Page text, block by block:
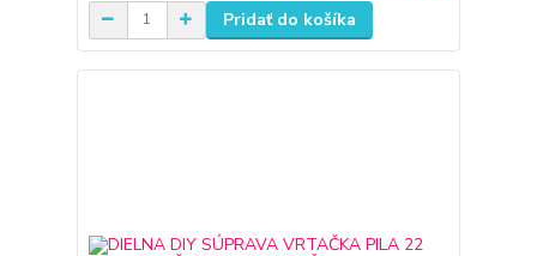
Pridať do košíka